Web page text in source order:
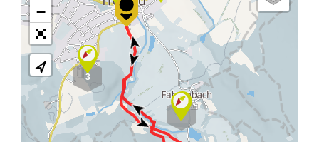
3
3
−